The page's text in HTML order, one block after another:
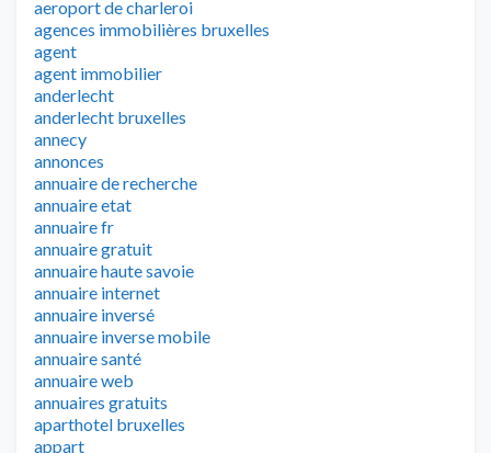
aeroport de charleroi
agences immobilières bruxelles
agent
agent immobilier
anderlecht
anderlecht bruxelles
annecy
annonces
annuaire de recherche
annuaire etat
annuaire fr
annuaire gratuit
annuaire haute savoie
annuaire internet
annuaire inversé
annuaire inverse mobile
annuaire santé
annuaire web
annuaires gratuits
aparthotel bruxelles
appart